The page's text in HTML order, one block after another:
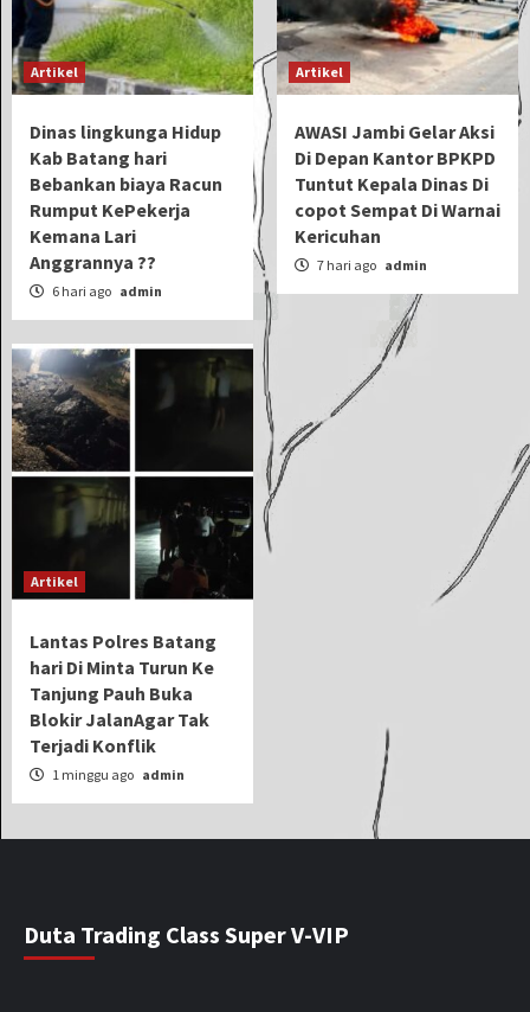
Artikel
Dinas lingkunga Hidup
Kab Batang hari
Bebankan biaya Racun
Rumput KePekerja
Kemana Lari
Anggrannya ??
6 hari ago admin
Artikel
AWASI Jambi Gelar Aksi
Di Depan Kantor BPKPD
Tuntut Kepala Dinas Di
copot Sempat Di Warnai
Kericuhan
7 hari ago admin
Artikel
Lantas Polres Batang
hari Di Minta Turun Ke
Tanjung Pauh Buka
Blokir JalanAgar Tak
Terjadi Konflik
1 minggu ago admin
Duta Trading Class Super V-VIP